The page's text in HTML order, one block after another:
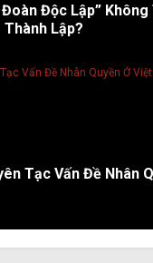
Đoàn Độc Lập”
Thành Lập?
Tạc Vấn Đề Nhân